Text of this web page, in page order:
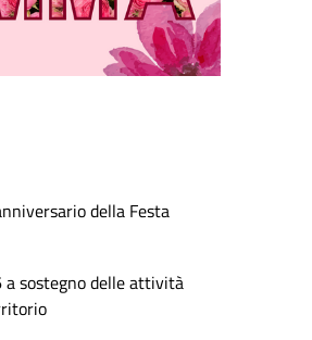
della Festa
sostegno delle attività